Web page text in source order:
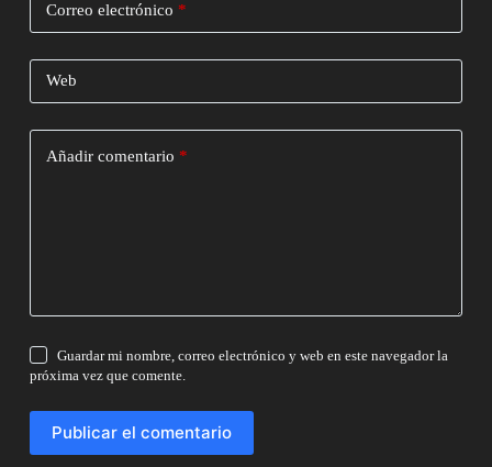
Correo electrónico *
Web
Añadir comentario *
Guardar mi nombre, correo electrónico y web en este navegador la
próxima vez que comente.
Publicar el comentario